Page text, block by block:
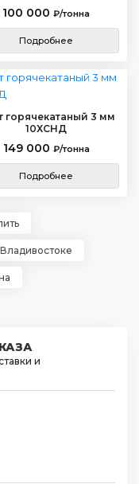
100 000 ₽/тонна
Подробнее
горячекатаный 3 мм
10ХСНД
149 000 ₽/тонна
Подробнее
и